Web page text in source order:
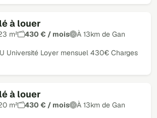
à louer
m² 430 € / mois À 13km de Gan
Université Loyer mensuel 430€ Charges
à louer
m² 430 € / mois À 13km de Gan